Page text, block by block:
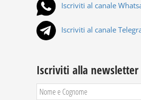
Iscriviti al canale
Iscriviti al canale
Iscriviti alla newsletter